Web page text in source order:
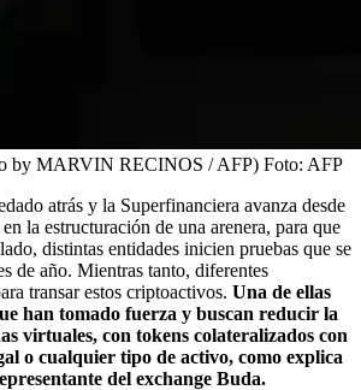
by MARVIN RECINOS / AFP) Foto: AFP
atrás y la Superfinanciera avanza desde
la estructuración de una arenera, para que
distintas entidades inicien pruebas que se
de año. Mientras tanto, diferentes
transar estos criptoactivos. Una de ellas
han tomado fuerza y buscan reducir la
virtuales, con tokens colateralizados con
o cualquier tipo de activo, como explica
del exchange Buda.